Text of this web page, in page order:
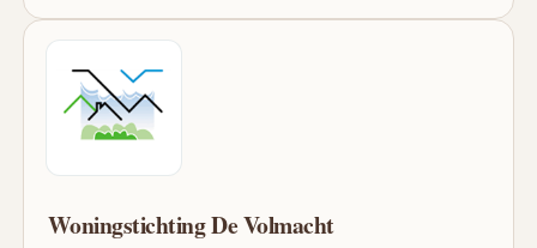
Woningstichting De Volmacht